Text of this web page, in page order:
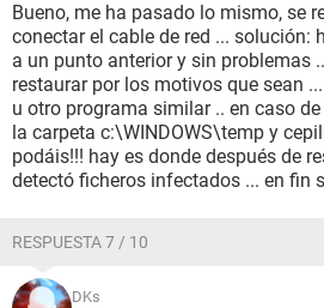
Bueno, me ha pasado lo mismo, se
conectar el cable de red ... solución:
a un punto anterior y sin problemas
restaurar por los motivos que sean
u otro programa similar .. en caso
la carpeta c:\WINDOWS\temp y
podáis!!! hay es donde después de
detectó ficheros infectados ... en fin
RESPUESTA 7 / 10
DKs